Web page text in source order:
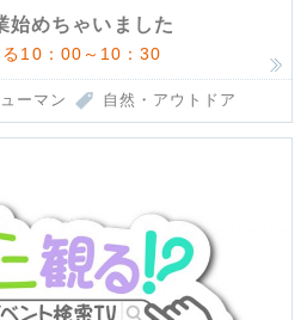
始めちゃいました
10：00～10：30
ーマン 自然・アウトドア